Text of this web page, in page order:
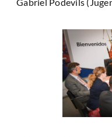
Gabriel Podevils